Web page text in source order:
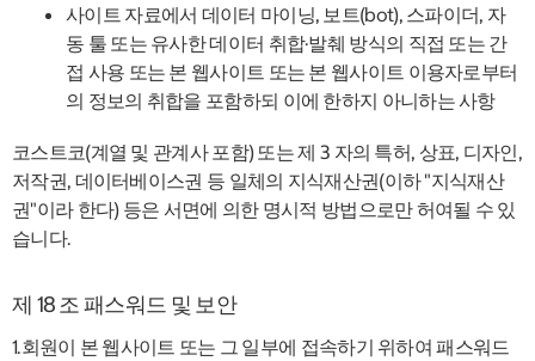
사이트 자료에서 데이터 마이닝, 보트(bot), 스파이더, 자
동 툴 또는 유사한 데이터 취합·발췌 방식의 직접 또는 간
접 사용 또는 본 웹사이트 또는 본 웹사이트 이용자로부터
의 정보의 취합을 포함하되 이에 한하지 아니하는 사항
코스트코(계열 및 관계사 포함) 또는 제 3 자의 특허, 상표, 디자인,
저작권, 데이터베이스권 등 일체의 지식재산권(이하 "지식재산
권"이라 한다) 등은 서면에 의한 명시적 방법으로만 허여될 수 있
습니다.
제 18 조 패스워드 및 보안
1.회원이 본 웹사이트 또는 그 일부에 접속하기 위하여 패스워드